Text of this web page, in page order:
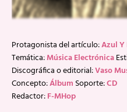
Protagonista del artículo:Azul
Temática:Música Electrónica
Discográfica o editorial:Vaso
Concepto:Álbum Soporte:CD
Redactor:F-MHop